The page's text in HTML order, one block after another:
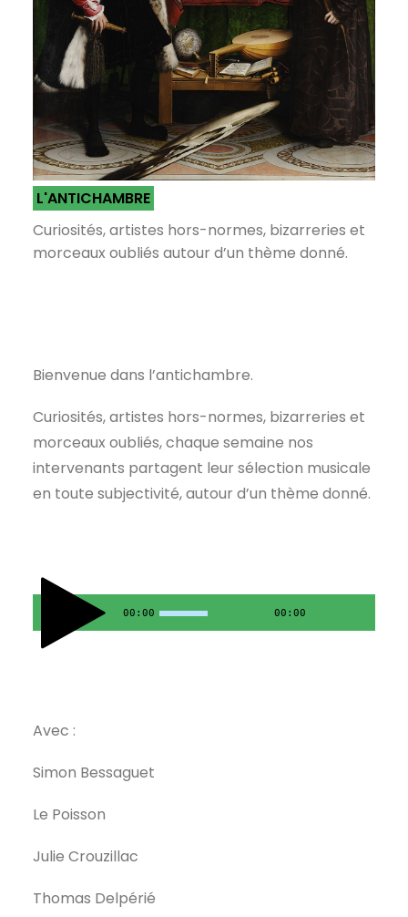
L'ANTICHAMBRE
Curiosités, artistes hors-normes, bizarreries et
morceaux oubliés autour d’un thème donné.
Bienvenue dans l’antichambre.
Curiosités, artistes hors-normes, bizarreries et
morceaux oubliés, chaque semaine nos
intervenants partagent leur sélection musicale
en toute subjectivité, autour d’un thème donné.
00:00 00:00
Avec :
Simon Bessaguet
Le Poisson
Julie Crouzillac
Thomas Delpérié